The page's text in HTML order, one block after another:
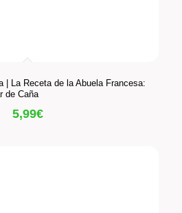
| La Receta de la Abuela Francesa:
de Caña
5,99€